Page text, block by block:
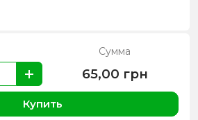
Сумма
65,00 грн
Купить